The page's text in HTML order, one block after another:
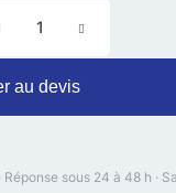
au devis
Réponse sous 24 à 48 h ·